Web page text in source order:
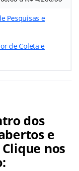
Pesquisas e
de Coleta e
dos
e
nos